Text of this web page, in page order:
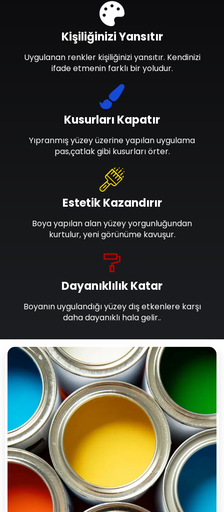
Dayanıklılık Katar
Boyanın uygulandığı yüzey dış etkenlere karşı
daha dayanıklı hala gelir..
Estetik Kazandırır
Boya yapılan alan yüzey yorgunluğundan
kurtulur, yeni görünüme kavuşur.
Kusurları Kapatır
Yıpranmış yüzey üzerine yapılan uygulama
pas,çatlak gibi kusurları örter.
Kişiliğinizi Yansıtır
Uygulanan renkler kişiliğinizi yansıtır. Kendinizi
ifade etmenin farklı bir yoludur.